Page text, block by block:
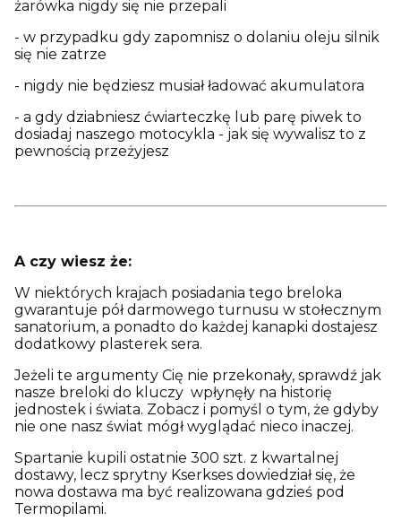
żarówka nigdy się nie przepali
- w przypadku gdy zapomnisz o dolaniu oleju silnik
się nie zatrze
- nigdy nie będziesz musiał ładować akumulatora
- a gdy dziabniesz ćwiarteczkę lub parę piwek to
dosiadaj naszego motocykla - jak się wywalisz to z
pewnością przeżyjesz
A czy wiesz że:
W niektórych krajach posiadania tego breloka
gwarantuje pół darmowego turnusu w stołecznym
sanatorium, a ponadto do każdej kanapki dostajesz
dodatkowy plasterek sera.
Jeżeli te argumenty Cię nie przekonały, sprawdź jak
nasze breloki do kluczy wpłynęły na historię
jednostek i świata. Zobacz i pomyśl o tym, że gdyby
nie one nasz świat mógł wyglądać nieco inaczej.
Spartanie kupili ostatnie 300 szt. z kwartalnej
dostawy, lecz sprytny Kserkses dowiedział się, że
nowa dostawa ma być realizowana gdzieś pod
Termopilami.